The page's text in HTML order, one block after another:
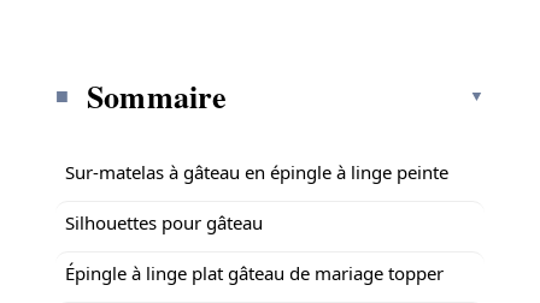
Sommaire
Sur-matelas à gâteau en épingle à linge peinte
Silhouettes pour gâteau
Épingle à linge plat gâteau de mariage topper